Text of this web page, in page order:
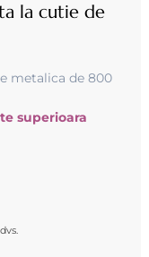
la cutie de
metalica de 800
superioara